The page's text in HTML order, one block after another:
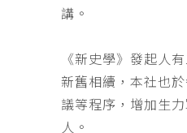
講。
《新史學》發起人
新舊相續，本社也
議等程序，增加生
人。